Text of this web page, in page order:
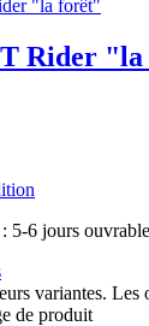
Rider
5-6 jours
variantes. Les
de produit